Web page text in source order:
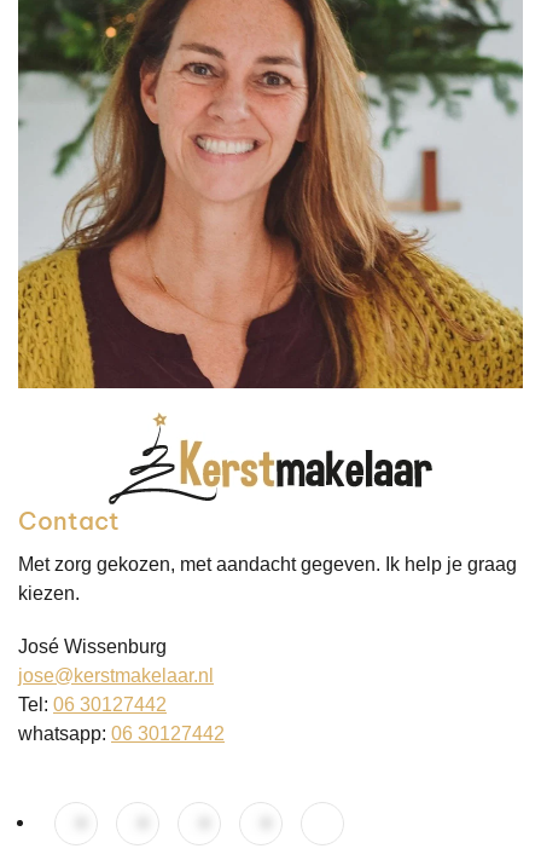
Contact
Met zorg gekozen, met aandacht gegeven. Ik help je graag
kiezen.
José Wissenburg
jose@kerstmakelaar.nl
Tel: 06 30127442
whatsapp: 06 30127442